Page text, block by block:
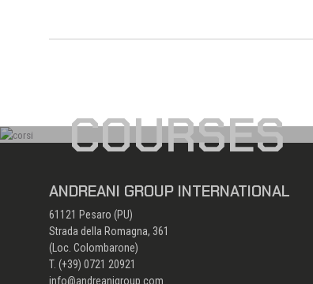
COURSES
ANDREANI GROUP INTERNATIONAL
61121 Pesaro (PU)
Strada della Romagna, 361
(Loc. Colombarone)
T. (+39) 0721 20921
info@andreanigroup.com